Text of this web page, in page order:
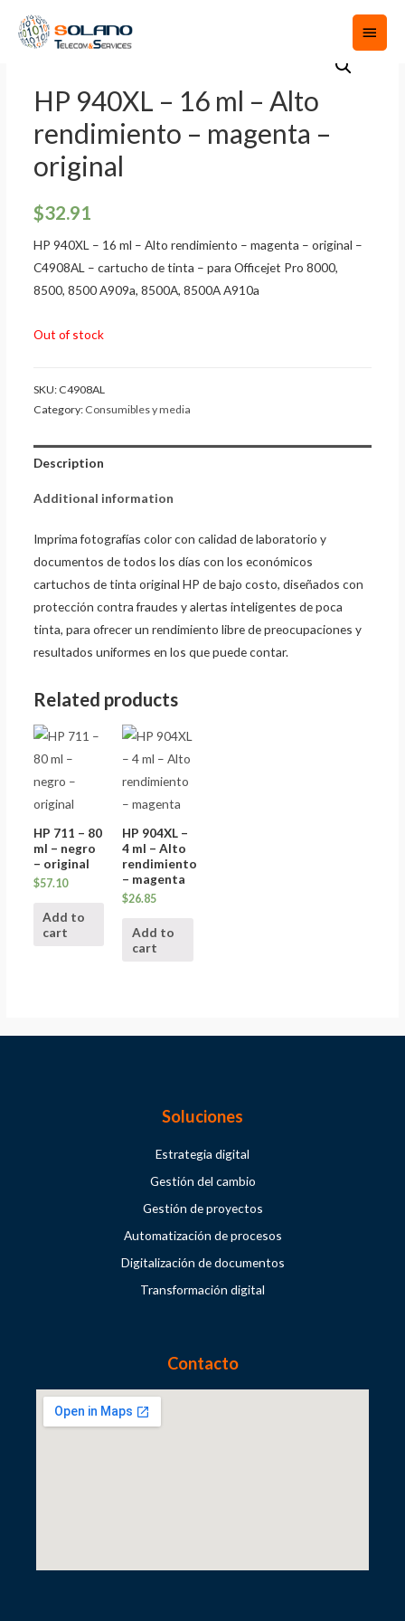
HP 940XL – 16 ml – Alto
rendimiento – magenta –
original
$32.91
HP 940XL – 16 ml – Alto rendimiento – magenta – original –
C4908AL – cartucho de tinta – para Officejet Pro 8000,
8500, 8500 A909a, 8500A, 8500A A910a
Out of stock
SKU: C4908AL
Category: Consumibles y media
Description
Additional information
Imprima fotografías color con calidad de laboratorio y
documentos de todos los días con los económicos
cartuchos de tinta original HP de bajo costo, diseñados con
protección contra fraudes y alertas inteligentes de poca
tinta, para ofrecer un rendimiento libre de preocupaciones y
resultados uniformes en los que puede contar.
Related products
HP 711 – 80
ml – negro
– original
$57.10
Add to
cart
HP 904XL –
4 ml – Alto
rendimiento
– magenta
$26.85
Add to
cart
Soluciones
Estrategia digital
Gestión del cambio
Gestión de proyectos
Automatización de procesos
Digitalización de documentos
Transformación digital
Contacto